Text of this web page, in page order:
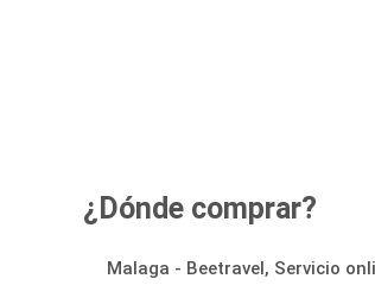
¿Dónde comprar?
Malaga - Beetravel, Servicio